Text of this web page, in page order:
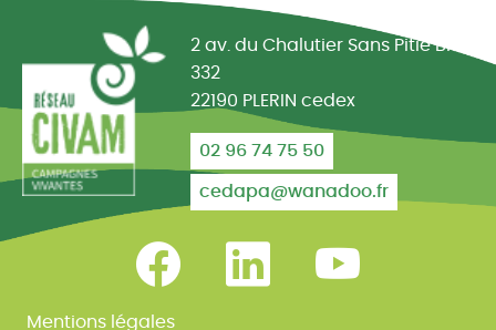
Réseau CIVAM - Campagnes vivantes
2 av. du Chalutier Sans Pitié BP
332
22190 PLERIN cedex
02 96 74 75 50
cedapa@wanadoo.fr
Retrouvez-nous sur Facebook
Retrouvez-nous sur
Retrouvez-
Mentions légales